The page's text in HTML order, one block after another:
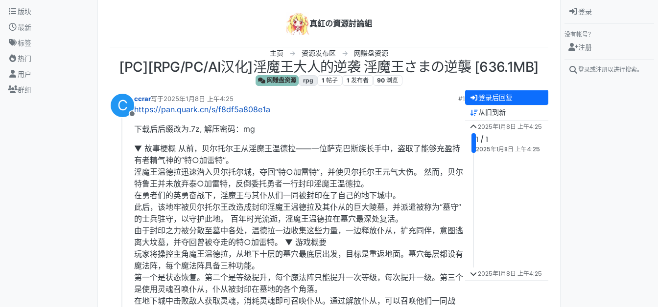
跳转至内容
版块
最新
标签
热门
用户
群组
真紅の資源討論組
主页 资源发布区 网赚盘资源
[PC][RPG/PC/AI汉化]淫魔王大人的逆袭 淫魔王さまの逆襲 [636.1MB]
网赚盘资源 rpg 1 帖子 1 发布者 90 浏览
C
离线
ccrar写于2025年1月8日 上午4:25
最后由 编辑
#1
https://pan.quark.cn/s/f8df5a808e1a
下载后后缀改为.7z, 解压密码：mg
▼ 故事梗概 从前，贝尔托尔王从淫魔王温德拉——一位萨克巴斯族长手中，盗取了能够充盈持
有者精气神的“特○加雷特”。
淫魔王温德拉迅速潜入贝尔托尔城，夺回“特○加雷特”，并使贝尔托尔王元气大伤。 然而，贝尔
特鲁王并未放弃泰○加雷特，反倒委托勇者一行封印淫魔王温德拉。
在勇者们的英勇奋战下，淫魔王与其仆从们一同被封印在了自己的地下城中。
此后，该地牢被贝尔托尔王改造成封印淫魔王温德拉及其仆从的巨大陵墓，并派遣被称为“墓守”
的士兵驻守，以守护此地。 百年时光流逝，淫魔王温德拉在墓穴最深处复活。
由于封印之力被分散至墓中各处，温德拉一边收集这些力量，一边释放仆从，扩充同伴，意图逃
离大坟墓，并夺回曾被夺走的特○加雷特。 ▼ 游戏概要
玩家将操控主角魔王温德拉，从地下十层的墓穴最底层出发，目标是重返地面。墓穴每层都设有
魔法阵，每个魔法阵具备三种功能。
第一个是状态恢复。第二个是等级提升，每个魔法阵只能提升一次等级，每次提升一级。第三个
是使用灵魂召唤仆从，仆从被封印在墓地的各个角落。
在地下城中击败敌人获取灵魂，消耗灵魂即可召唤仆从。通过解放仆从，可以召唤他们一同战
登录后回复
从旧到新
2025年1月8日 上午4:25
1 / 1
2025年1月8日 上午4:25
2025年1月8日 上午4:25
登录
没有帐号？
注册
登录或注册以进行搜索。